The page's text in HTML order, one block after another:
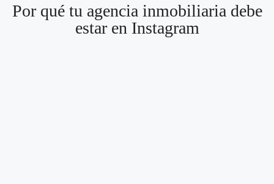
Por qué tu agencia inmobiliaria debe
estar en Instagram